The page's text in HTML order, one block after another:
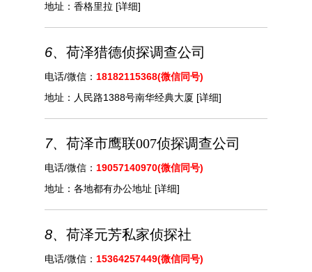
地址： 香格里拉 [详细]
6、 荷泽猎德侦探调查公司
电话/微信： 18182115368(微信同号)
地址： 人民路1388号南华经典大厦 [详细]
7、 荷泽市鹰联007侦探调查公司
电话/微信： 19057140970(微信同号)
地址： 各地都有办公地址 [详细]
8、 荷泽元芳私家侦探社
电话/微信： 15364257449(微信同号)